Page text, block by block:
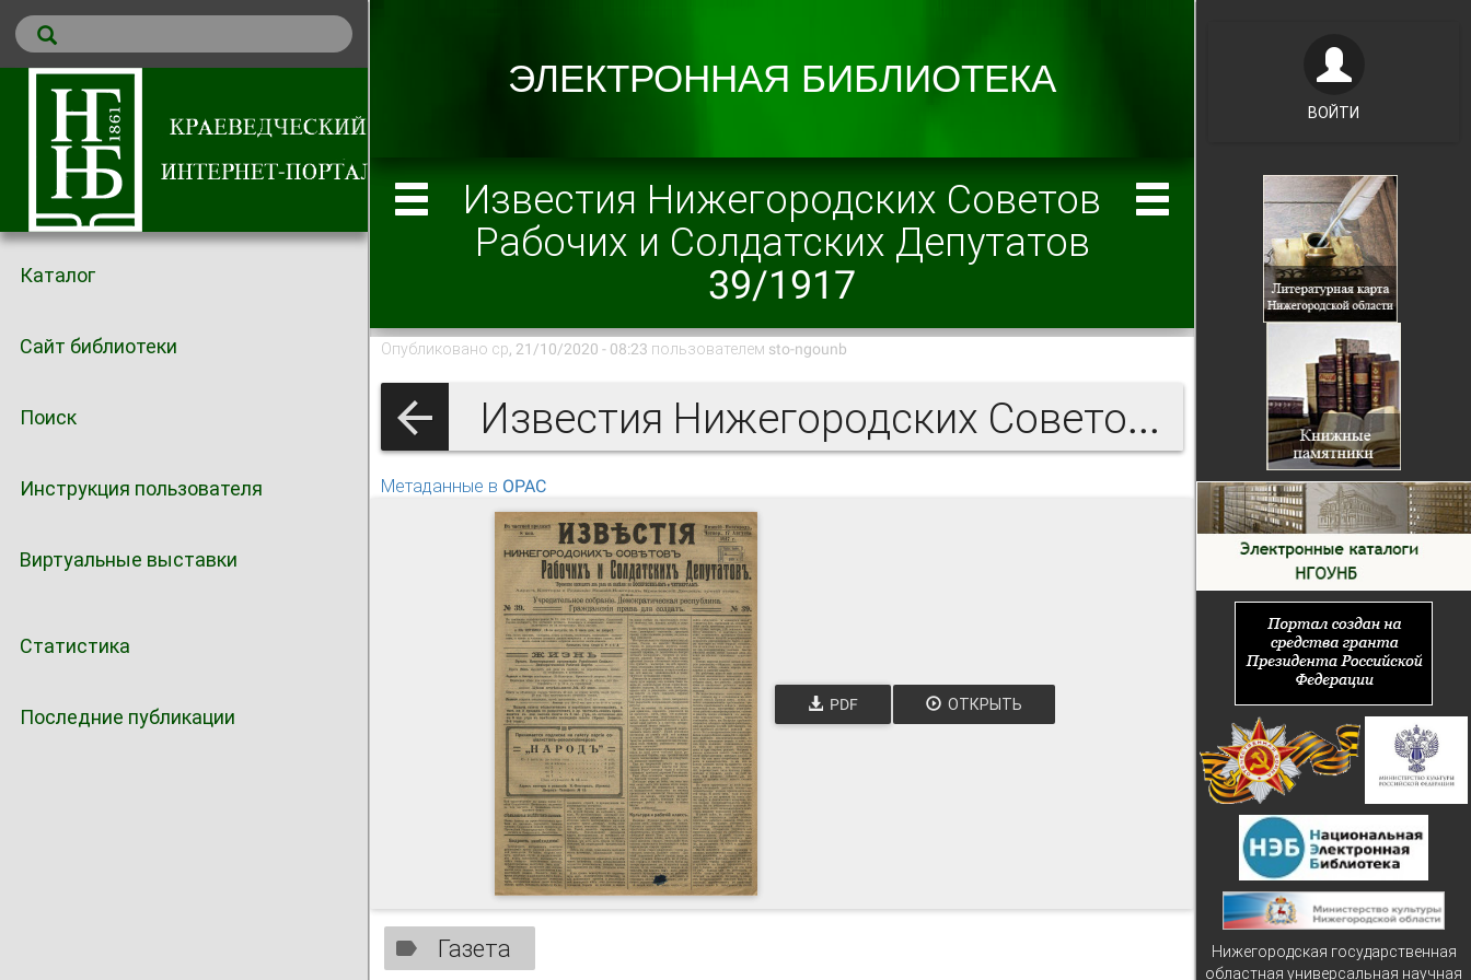
Каталог
Сайт библиотеки
Поиск
Инструкция пользователя
Виртуальные выставки
Статистика
Последние публикации
Известия Нижегородских Советов
Рабочих и Солдатских Депутатов
39/1917
Опубликовано ср, 21/10/2020 - 08:23 пользователем sto-ngounb
Известия Нижегородских Советов Рабочих и Солдатских Депутатов 1917 г.
Метаданные в OPAC
PDF ОТКРЫТЬ
Газета
ВОЙТИ
Нижегородская государственная
областная универсальная научная